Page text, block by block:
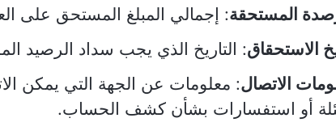
المستحقة: إجمالي المبلغ المستحق على
الاستحقاق: التاريخ الذي يجب سداد الرصيد
الاتصال: معلومات عن الجهة التي يمكن
أو استفسارات بشأن كشف الحساب.